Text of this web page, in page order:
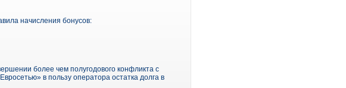
начисления бонусов:
более чем полугодового конфликта с
в пользу оператора остатка долга в